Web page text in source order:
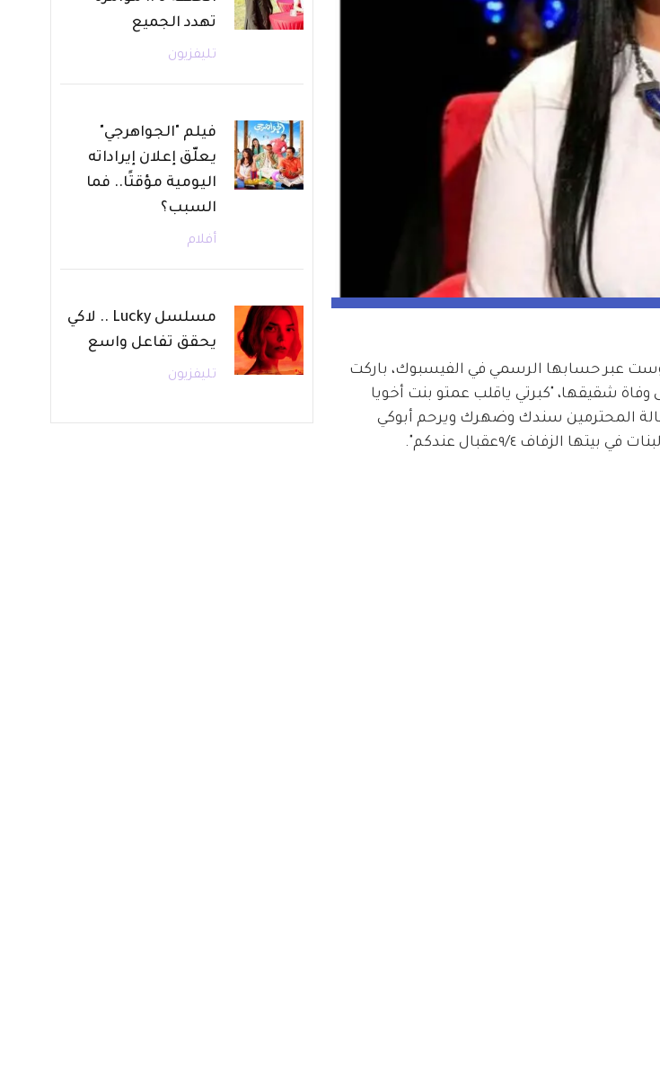
عبر حسابها الرسمي في الفيسبوك، باركت
شقيقها، "كبرتي ياقلب عمتو بنت أخويا
المحترمين سندك وضهرك ويرحم أبوكي
الزفاف ٩/٤عقبال عندكم".
تهدد الجميع
تليفزيون
فيلم "الجواهرجي"
يعلّق إعلان إيراداته
اليومية مؤقتًا.. فما
السبب؟
أفلام
مسلسل Lucky .. لاكي
يحقق تفاعل واسع
تليفزيون